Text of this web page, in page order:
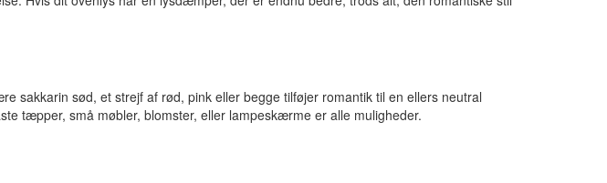
sakkarin sød, et strejf af rød, pink eller begge tilføjer romantik til en ellers neutral
tæpper, små møbler, blomster, eller lampeskærme er alle muligheder.